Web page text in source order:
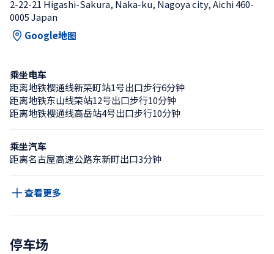
2-22-21 Higashi-Sakura, Naka-ku, Nagoya city, Aichi 460-
0005 Japan
Google地图
乘坐电车
距离地铁樱通线新荣町站1号出口步行6分钟
距离地铁东山线荣站12号出口步行10分钟
距离地铁樱通线高岳站4号出口步行10分钟
乘坐汽车
距离名古屋高速公路东新町出口3分钟
查看更多
停车场